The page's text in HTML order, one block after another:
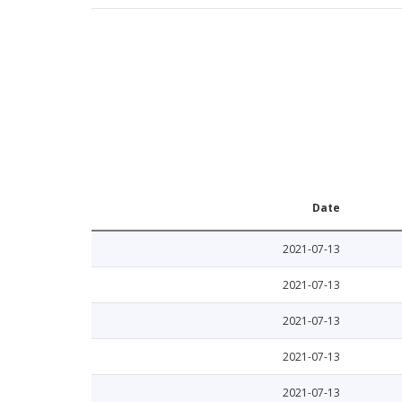
Date
2021-07-13
2021-07-13
2021-07-13
2021-07-13
2021-07-13